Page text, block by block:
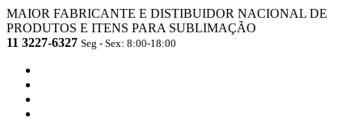
MAIOR FABRICANTE E DISTIBUIDOR NACIONAL DE
PRODUTOS E ITENS PARA SUBLIMAÇÃO
11 3227-6327 Seg - Sex: 8:00-18:00